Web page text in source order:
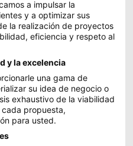
a impulsar la
y a optimizar sus
la realización de proyectos
eficiencia y respeto al
y la excelencia
una gama de
su idea de negocio o
exhaustivo de la viabilidad
propuesta,
para usted.